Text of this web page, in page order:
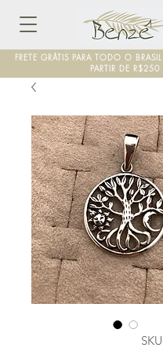
FRETE GRÁTIS PARA TODO O
PARTIR DE R$250